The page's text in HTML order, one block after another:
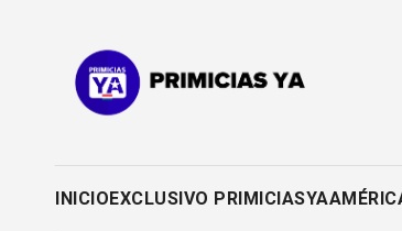
INICIOEXCLUSIVO PRIMICIASYA